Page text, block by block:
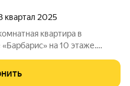
квартал 2025
квартира в
на 10 этаже.
санузлами, что идеально
Ключевой